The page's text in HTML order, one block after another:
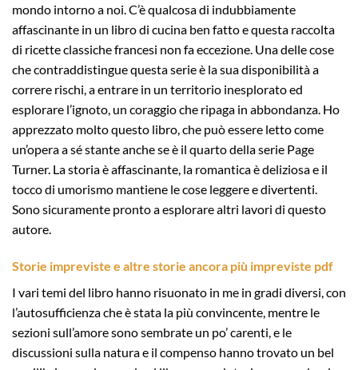
mondo intorno a noi. C’è qualcosa di indubbiamente
affascinante in un libro di cucina ben fatto e questa raccolta
di ricette classiche francesi non fa eccezione. Una delle cose
che contraddistingue questa serie è la sua disponibilità a
correre rischi, a entrare in un territorio inesplorato ed
esplorare l’ignoto, un coraggio che ripaga in abbondanza. Ho
apprezzato molto questo libro, che può essere letto come
un’opera a sé stante anche se è il quarto della serie Page
Turner. La storia è affascinante, la romantica è deliziosa e il
tocco di umorismo mantiene le cose leggere e divertenti.
Sono sicuramente pronto a esplorare altri lavori di questo
autore.
Storie impreviste e altre storie ancora più impreviste pdf
I vari temi del libro hanno risuonato in me in gradi diversi, con
l’autosufficienza che è stata la più convincente, mentre le
sezioni sull’amore sono sembrate un po’ carenti, e le
discussioni sulla natura e il compenso hanno trovato un bel